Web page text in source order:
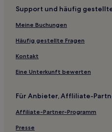
Hotels nahe Longemont
Hotels nahe Shanghai
Support und häufig
Meine Buchungen
Häufig gestellte Fragen
Kontakt
Eine Unterkunft bewerten
Für Anbieter, Affliliate-
Affiliate-Partner-Programm
Presse